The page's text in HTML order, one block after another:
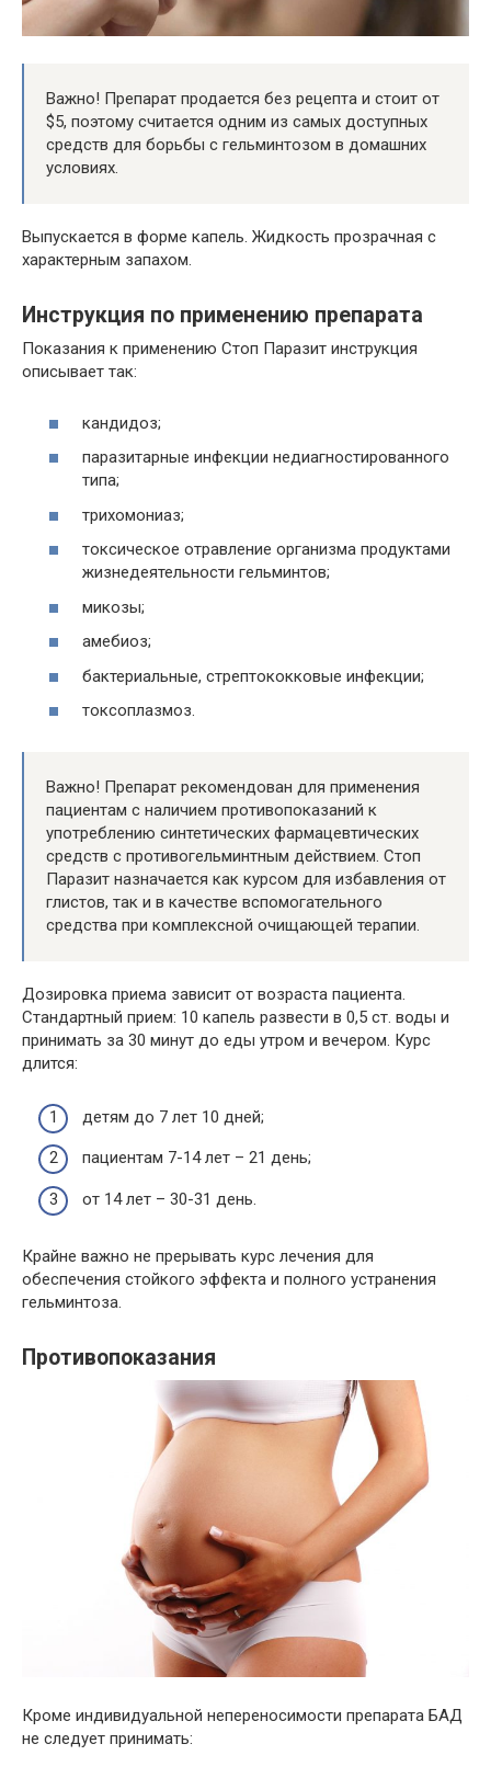
Важно! Препарат продается без рецепта и стоит от
$5, поэтому считается одним из самых доступных
средств для борьбы с гельминтозом в домашних
условиях.
Выпускается в форме капель. Жидкость прозрачная с
характерным запахом.
Инструкция по применению препарата
Показания к применению Стоп Паразит инструкция
описывает так:
кандидоз;
паразитарные инфекции недиагностированного
типа;
трихомониаз;
токсическое отравление организма продуктами
жизнедеятельности гельминтов;
микозы;
амебиоз;
бактериальные, стрептококковые инфекции;
токсоплазмоз.
Важно! Препарат рекомендован для применения
пациентам с наличием противопоказаний к
употреблению синтетических фармацевтических
средств с противогельминтным действием. Стоп
Паразит назначается как курсом для избавления от
глистов, так и в качестве вспомогательного
средства при комплексной очищающей терапии.
Дозировка приема зависит от возраста пациента.
Стандартный прием: 10 капель развести в 0,5 ст. воды и
принимать за 30 минут до еды утром и вечером. Курс
длится:
детям до 7 лет 10 дней;
пациентам 7-14 лет – 21 день;
от 14 лет – 30-31 день.
Крайне важно не прерывать курс лечения для
обеспечения стойкого эффекта и полного устранения
гельминтоза.
Противопоказания
Кроме индивидуальной непереносимости препарата БАД
не следует принимать: